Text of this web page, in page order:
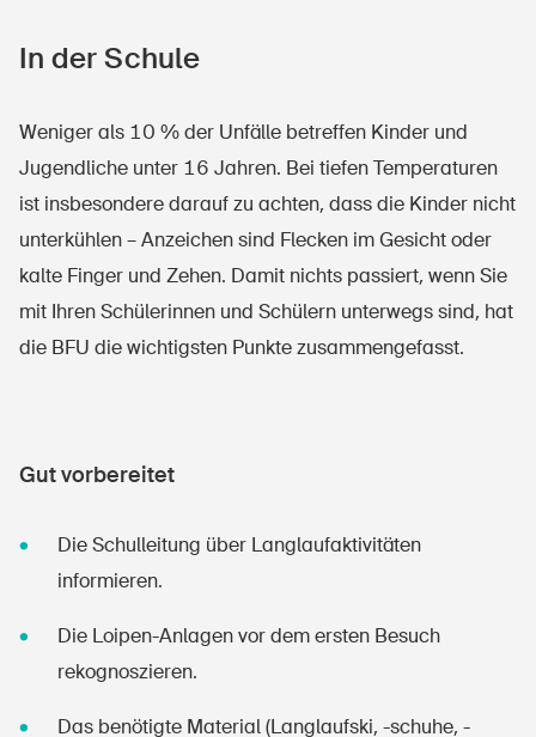
In der Schule
Weniger als 10 % der Unfälle betreffen Kinder und
Jugendliche unter 16 Jahren. Bei tiefen Temperaturen
ist insbesondere darauf zu achten, dass die Kinder nicht
unterkühlen – Anzeichen sind Flecken im Gesicht oder
kalte Finger und Zehen. Damit nichts passiert, wenn Sie
mit Ihren Schülerinnen und Schülern unterwegs sind, hat
die BFU die wichtigsten Punkte zusammengefasst.
Gut vorbereitet
Die Schulleitung über Langlaufaktivitäten
informieren.
Die Loipen-Anlagen vor dem ersten Besuch
rekognoszieren.
Das benötigte Material (Langlaufski, -schuhe, -